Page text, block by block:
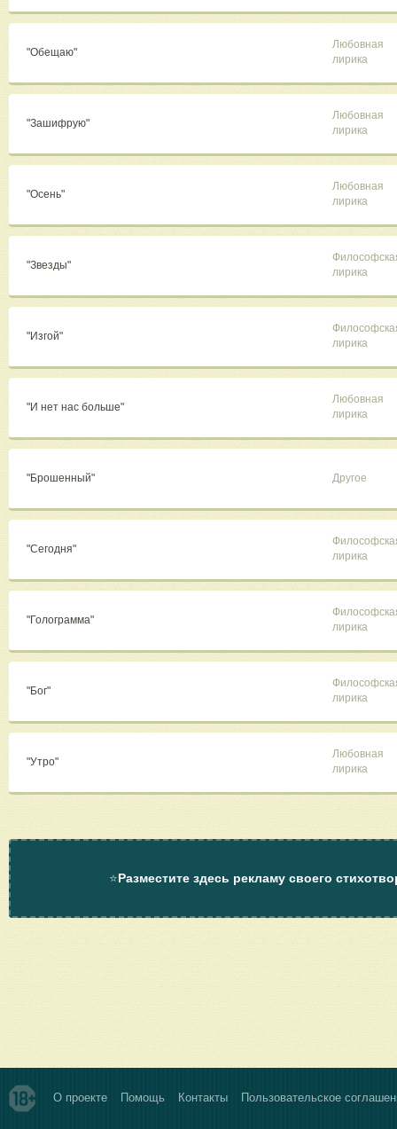
"Обещаю"
Любовная
лирика
"Зашифрую"
Любовная
лирика
"Осень"
Любовная
лирика
"Звезды"
лирика
"Изгой"
лирика
"И нет нас больше"
Любовная
лирика
"Брошенный" Другое
"Сегодня"
лирика
"Голограмма"
лирика
"Бог"
лирика
"Утро"
Любовная
лирика
⭐Разместите здесь рекламу своего
О проекте Помощь Контакты Пользовательское